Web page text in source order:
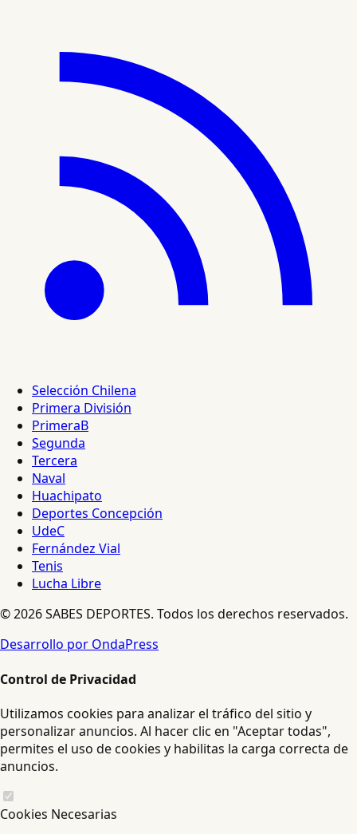
Selección Chilena
Primera División
PrimeraB
Segunda
Tercera
Naval
Huachipato
Deportes Concepción
UdeC
Fernández Vial
Tenis
Lucha Libre
© 2026 SABES DEPORTES. Todos los derechos reservados.
Desarrollo por OndaPress
Control de Privacidad
Utilizamos cookies para analizar el tráfico del sitio y
personalizar anuncios. Al hacer clic en "Aceptar todas",
permites el uso de cookies y habilitas la carga correcta de
anuncios.
Cookies Necesarias